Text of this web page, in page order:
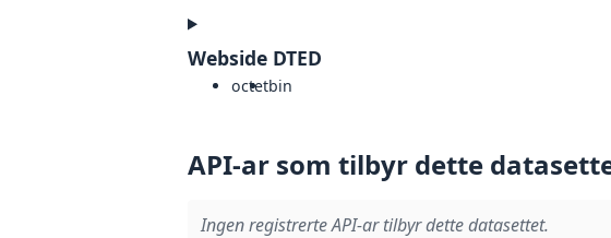
Webside DTED
octetbin
API-ar som tilbyr dette
Ingen registrerte API-ar tilbyr dette datasettet.